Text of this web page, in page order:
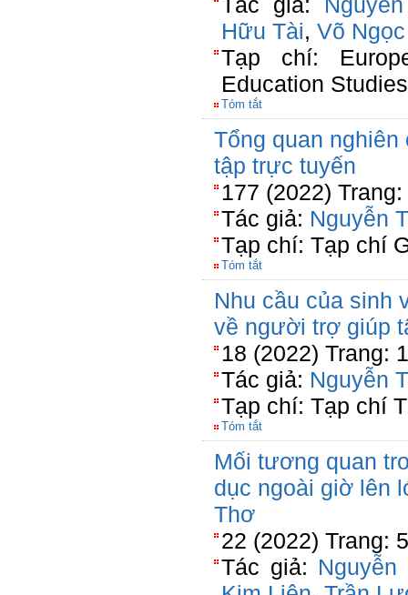
Hữu Tài, Võ
Tạp chí:
Education Studies
Tóm tắt
Tổng quan
tập trực tuyến
177 (2022)
Tác giả: Nguyễn
Tạp chí: Tạp chí
Tóm tắt
Nhu cầu của sinh
về người trợ giúp
18 (2022) Trang:
Tác giả: Nguyễn
Tạp chí: Tạp chí
Tóm tắt
Mối tương quan
dục ngoài giờ lên
Thơ
22 (2022) Trang:
Tác giả: